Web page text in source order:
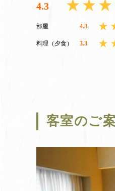
4.3
部屋 4.3
料理（夕食） 3.3
客室のご